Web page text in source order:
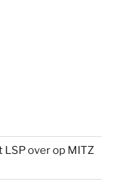
over op MITZ